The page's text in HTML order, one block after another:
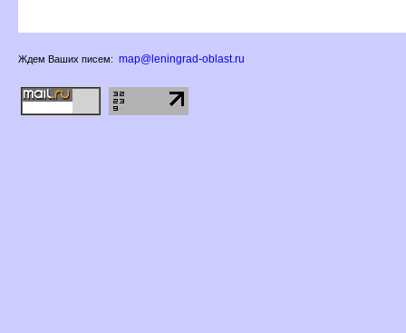
Ждем Ваших писем: map@leningrad-oblast.ru